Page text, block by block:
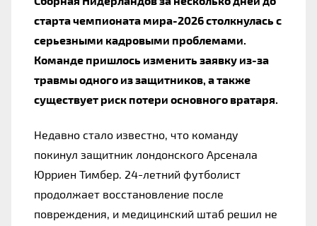
старта чемпионата мира-2026 столкнулась с
серьезными кадровыми проблемами.
Команде пришлось изменить заявку из-за
травмы одного из защитников, а также
существует риск потери основного вратаря.
Недавно стало известно, что команду
покинул защитник лондонского Арсенала
Юрриен Тимбер. 24-летний футболист
продолжает восстановление после
повреждения, и медицинский штаб решил не